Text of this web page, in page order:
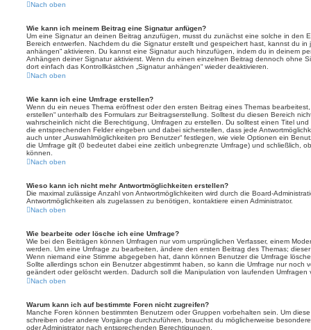
Nach oben
Wie kann ich meinem Beitrag eine Signatur anfügen?
Um eine Signatur an deinen Beitrag anzufügen, musst du zunächst eine solche in den
Bereich entwerfen. Nachdem du die Signatur erstellt und gespeichert hast, kannst du in
anhängen“ aktivieren. Du kannst eine Signatur auch hinzufügen, indem du in deinem
Anhängen deiner Signatur aktivierst. Wenn du einen einzelnen Beitrag dennoch ohne
dort einfach das Kontrollkästchen „Signatur anhängen“ wieder deaktivieren.
Nach oben
Wie kann ich eine Umfrage erstellen?
Wenn du ein neues Thema eröffnest oder den ersten Beitrag eines Themas
erstellen“ unterhalb des Formulars zur Beitragserstellung. Solltest du diesen Bereich
wahrscheinlich nicht die Berechtigung, Umfragen zu erstellen. Du solltest einen Titel
die entsprechenden Felder eingeben und dabei sicherstellen, dass jede
auch unter „Auswahlmöglichkeiten pro Benutzer“ festlegen, wie viele Optionen ein
die Umfrage gilt (0 bedeutet dabei eine zeitlich unbegrenzte Umfrage) und schließlich,
können.
Nach oben
Wieso kann ich nicht mehr Antwortmöglichkeiten erstellen?
Die maximal zulässige Anzahl von Antwortmöglichkeiten wird durch die Board-
Antwortmöglichkeiten als zugelassen zu benötigen, kontaktiere einen Administrator.
Nach oben
Wie bearbeite oder lösche ich eine Umfrage?
Wie bei den Beiträgen können Umfragen nur vom ursprünglichen Verfasser, einem
werden. Um eine Umfrage zu bearbeiten, ändere den ersten Beitrag des Themas;
Wenn niemand eine Stimme abgegeben hat, dann können Benutzer die Umfrage
Sollte allerdings schon ein Benutzer abgestimmt haben, so kann die Umfrage nur noch
geändert oder gelöscht werden. Dadurch soll die Manipulation von laufenden Umfragen
Nach oben
Warum kann ich auf bestimmte Foren nicht zugreifen?
Manche Foren können bestimmten Benutzern oder Gruppen vorbehalten sein. Um
schreiben oder andere Vorgänge durchzuführen, brauchst du möglicherweise
oder Administrator nach entsprechenden Berechtigungen.